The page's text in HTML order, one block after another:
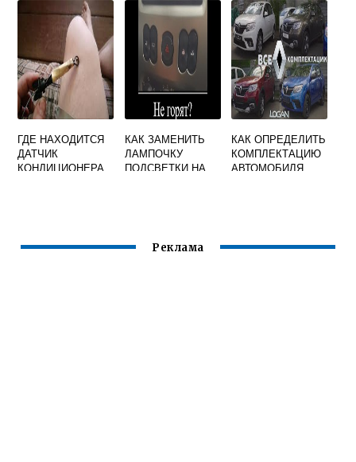
САНДЕРО
ГДЕ НАХОДИТСЯ
ДАТЧИК
КОНДИЦИОНЕРА
КАК ЗАМЕНИТЬ
ЛАМПОЧКУ
ПОДСВЕТКИ НА
КАК ОПРЕДЕЛИТЬ
КОМПЛЕКТАЦИЮ
АВТОМОБИЛЯ
Реклама